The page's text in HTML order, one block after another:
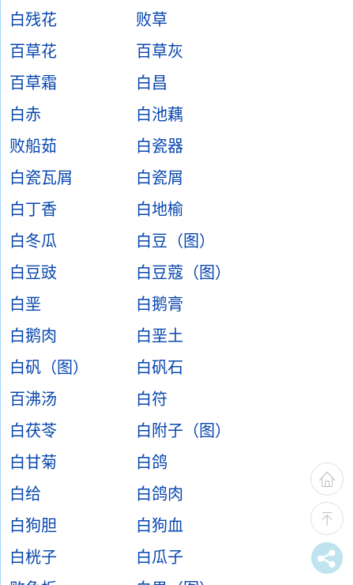
白残花
败草
百草花
百草灰
百草霜
白昌
白赤
白池藕
败船茹
白瓷器
白瓷瓦屑
白瓷屑
白丁香
白地榆
白冬瓜
白豆（图）
白豆豉
白豆蔻（图）
白垩
白鹅膏
白鹅肉
白垩土
白矾（图）
白矾石
百沸汤
白符
白茯苓
白附子（图）
白甘菊
白鸽
白给
白鸽肉
白狗胆
白狗血
白桄子
白瓜子